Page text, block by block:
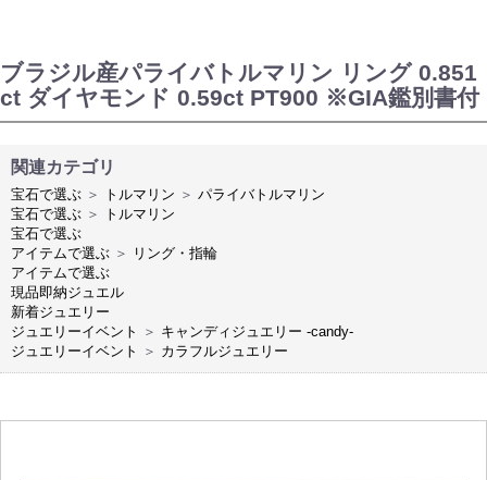
ブラジル産パライバトルマリン リング 0.851
ct ダイヤモンド 0.59ct PT900 ※GIA鑑別書付
関連カテゴリ
宝石で選ぶ ＞ トルマリン ＞ パライバトルマリン
宝石で選ぶ ＞
トルマリン
宝石で選ぶ
アイテムで選ぶ ＞
リング・指輪
アイテムで選ぶ
現品即納ジュエル
新着ジュエリー
ジュエリーイベント
＞ キャンディジュエリー -candy-
ジュエリーイベント
＞ カラフルジュエリー